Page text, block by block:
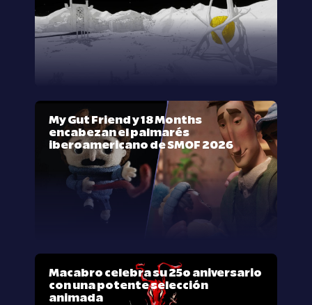
My Gut Friend y 18 Months
encabezan el palmarés
iberoamericano de SMOF 2026
Macabro celebra su 25º aniversario
con una potente selección
animada